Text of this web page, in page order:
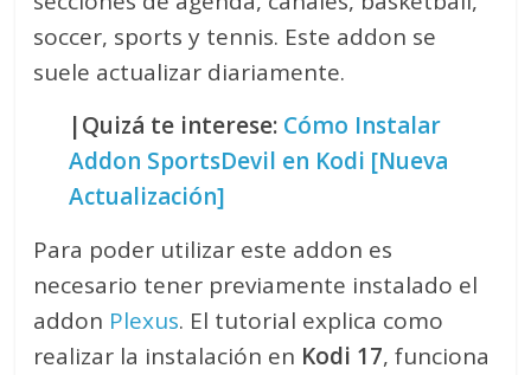
soccer, sports y tennis. Este addon se
suele actualizar diariamente.
|Quizá te interese: Cómo Instalar
Addon SportsDevil en Kodi [Nueva
Actualización]
Para poder utilizar este addon es
necesario tener previamente instalado el
addon Plexus. El tutorial explica como
realizar la instalación en Kodi 17, funciona